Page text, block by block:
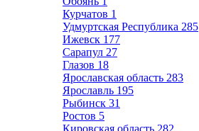
Курчатов 1
Удмуртская Республика 285
Ижевск 177
Сарапул 27
Глазов 18
Ярославская область 283
Ярославль 195
Рыбинск 31
Ростов 5
Кировская область 282